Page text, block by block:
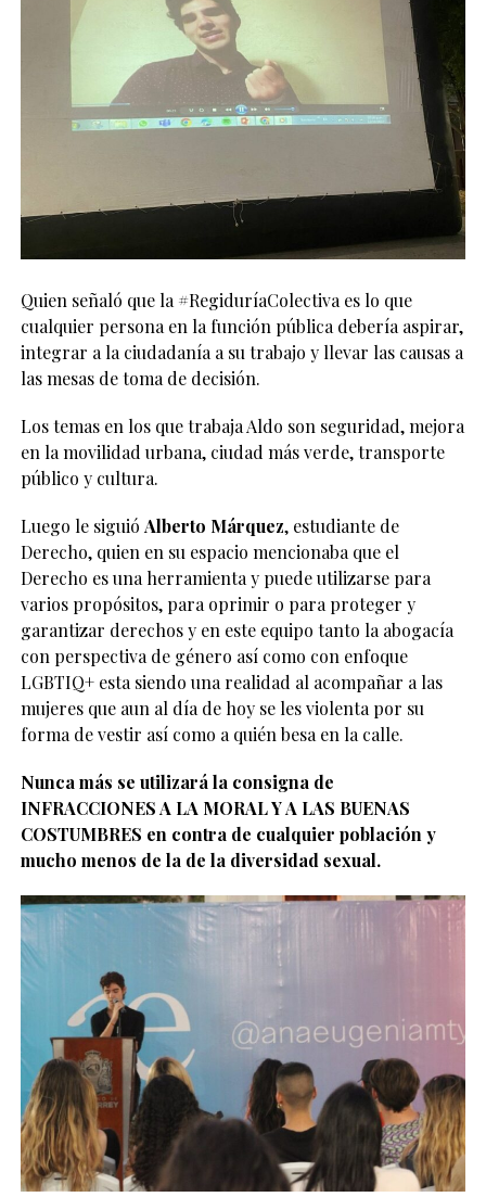
Quien señaló que la #RegiduríaColectiva es lo que
cualquier persona en la función pública debería aspirar,
integrar a la ciudadanía a su trabajo y llevar las causas a
las mesas de toma de decisión.
Los temas en los que trabaja Aldo son seguridad, mejora
en la movilidad urbana, ciudad más verde, transporte
público y cultura.
Luego le siguió Alberto Márquez, estudiante de
Derecho, quien en su espacio mencionaba que el
Derecho es una herramienta y puede utilizarse para
varios propósitos, para oprimir o para proteger y
garantizar derechos y en este equipo tanto la abogacía
con perspectiva de género así como con enfoque
LGBTIQ+ esta siendo una realidad al acompañar a las
mujeres que aun al día de hoy se les violenta por su
forma de vestir así como a quién besa en la calle.
Nunca más se utilizará la consigna de
INFRACCIONES A LA MORAL Y A LAS BUENAS
COSTUMBRES en contra de cualquier población y
mucho menos de la de la diversidad sexual.